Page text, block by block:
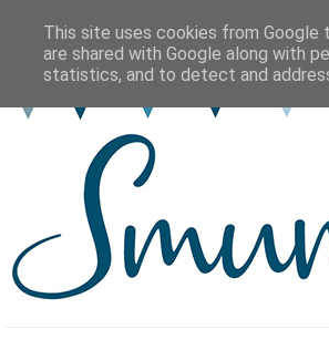
This site uses cookies from Google
are shared with Google along with
statistics, and to detect and